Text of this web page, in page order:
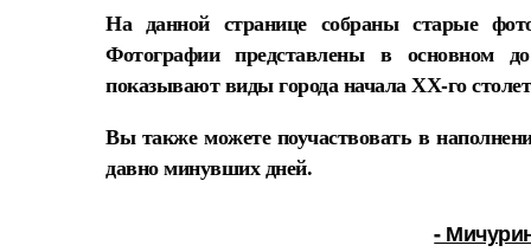
На данной странице собраны старые
Фотографии представлены в основном
показывают виды города начала ХХ-го
Вы также можете поучаствовать в
давно минувших дней.
-